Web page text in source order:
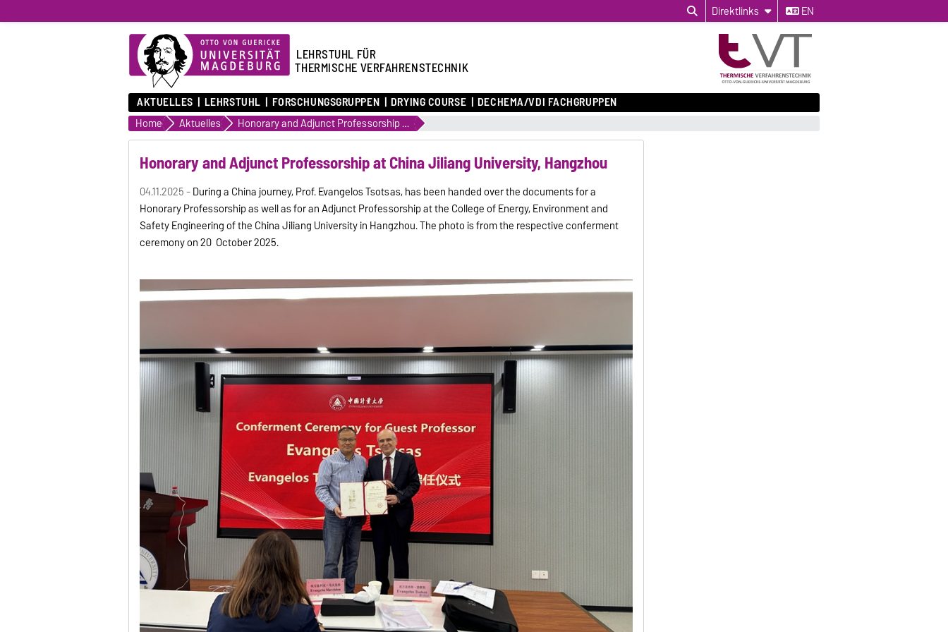
Direktlinks EN
LEHRSTUHL FÜR
THERMISCHE VERFAHRENSTECHNIK
AKTUELLES LEHRSTUHL FORSCHUNGSGRUPPEN DRYING COURSE DECHEMA/VDI FACHGRUPPEN
Home Aktuelles Honorary and Adjunct Professorship at China Jiliang University, Hangzhou
Honorary and Adjunct Professorship at China Jiliang University, Hangzhou
04.11.2025 -During a China journey, Prof. Evangelos Tsotsas, has been handed over the documents for a
Honorary Professorship as well as for an Adjunct Professorship at the College of Energy, Environment and
Safety Engineering of the China Jiliang University in Hangzhou. The photo is from the respective conferment
ceremony on 20 October 2025.